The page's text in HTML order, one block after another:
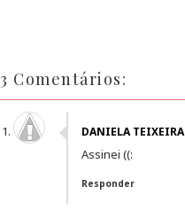
3 Comentários:
DANIELA TEIXEIRA
Assinei ((:
Responder